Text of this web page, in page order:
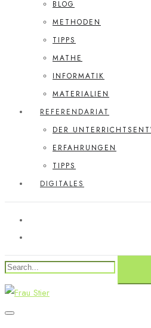
BLOG
METHODEN
TIPPS
MATHE
INFORMATIK
MATERIALIEN
REFERENDARIAT
DER
ERFAHRUNGEN
TIPPS
DIGITALES